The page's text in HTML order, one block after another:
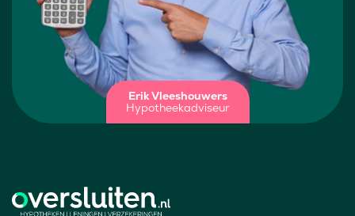
Erik Vleeshouwers
Hypotheekadviseur